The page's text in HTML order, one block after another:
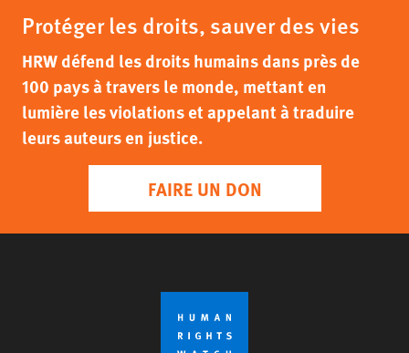
Protéger les droits, sauver des vies
HRW défend les droits humains dans près de
100 pays à travers le monde, mettant en
lumière les violations et appelant à traduire
leurs auteurs en justice.
FAIRE UN DON